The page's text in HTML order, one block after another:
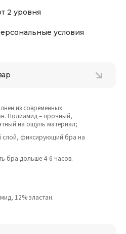
2 уровня
условия
из современных
Полиамид – прочный,
на ощупь материал;
слой, фиксирующий бра на
бра дольше 4-6 часов.
12% эластан.